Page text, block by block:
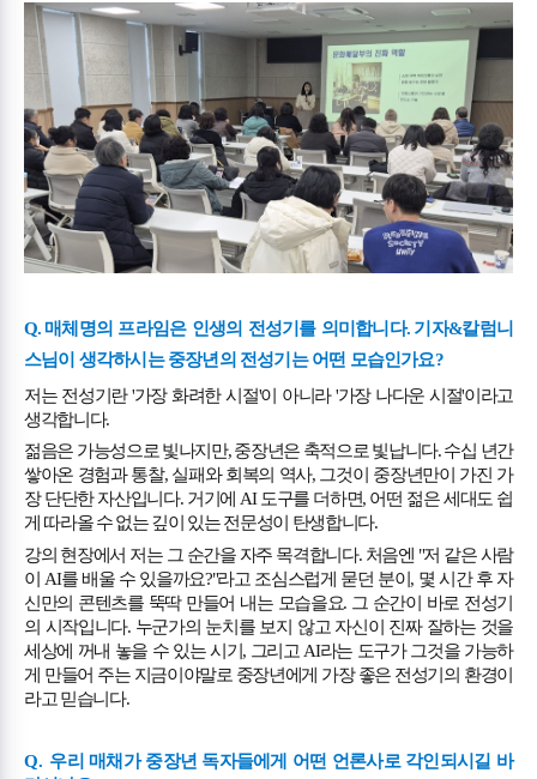
Q. 매체명의 프라임은 인생의 전성기를 의미합니다. 기자&칼럼니
스님이 생각하시는 중장년의 전성기는 어떤 모습인가요?
저는 전성기란'가장 화려한 시절'이 아니라'가장 나다운 시절'이라고
생각합니다.
젊음은 가능성으로 빛나지만,중장년은 축적으로 빛납니다.수십 년간
쌓아온 경험과 통찰, 실패와 회복의 역사, 그것이 중장년만이 가진 가
장 단단한 자산입니다. 거기에AI도구를 더하면, 어떤 젊은 세대도 쉽
게 따라올 수 없는 깊이 있는 전문성이 탄생합니다.
강의 현장에서 저는 그 순간을 자주 목격합니다. 처음엔 "저 같은 사람
이 AI를 배울 수 있을까요?"라고 조심스럽게 묻던 분이 , 몇 시간 후 자
신만의 콘텐츠를 뚝딱 만들어 내는 모습을요. 그 순간이 바로 전성기
의 시작입니다. 누군가의 눈치를 보지 않고 자신이 진짜 잘하는 것을
세상에 꺼내 놓을 수 있는 시기 , 그리고 AI라는 도구가 그것을 가능하
게 만들어 주는 지금이야말로 중장년에게 가장 좋은 전성기의 환경이
라고 믿습니다.
Q. 우리 매채가 중장년 독자들에게 어떤 언론사로 각인되시길 바